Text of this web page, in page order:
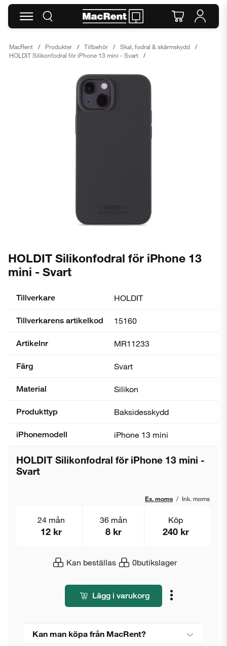
MacRent Produkter Tillbehör
Skal, fodral & skärmskydd
HOLDIT Silikonfodral för iPhone 13 mini - Svart
HOLDIT Silikonfodral för iPhone 13
mini - Svart
Tillverkare HOLDIT
Tillverkarens artikelkod 15160
Artikelnr MR11233
Färg Svart
Material Silikon
Produkttyp Baksidesskydd
iPhonemodell iPhone 13 mini
HOLDIT Silikonfodral för iPhone 13 mini -
Svart
Ex. moms / Ink. moms
Kan beställas 0butikslager
24 mån
12 kr
36 mån
8 kr
Köp
240 kr
Lägg i varukorg
Kan man köpa från MacRent?